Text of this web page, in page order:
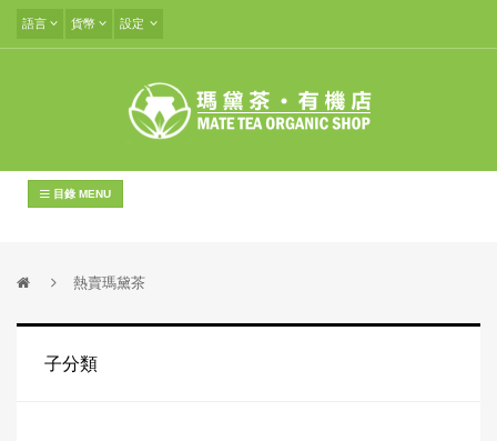
語言 貨幣 設定
目錄 MENU
熱賣瑪黛茶
子分類